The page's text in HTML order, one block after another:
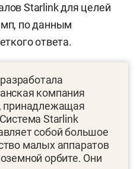
Starlink для целей
по данным
ответа.
компания
принадлежащая
Starlink
собой большое
малых аппаратов
орбите. Они